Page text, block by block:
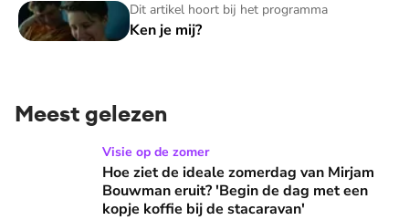
Dit artikel hoort bij het programma
Ken je mij?
Ken je mij?
Meest gelezen
Hoe ziet de ideale zomerdag van Mirjam Bouwman eruit?
Visie op de zomer
Hoe ziet de ideale zomerdag van Mirjam
Bouwman eruit? 'Begin de dag met een
kopje koffie bij de stacaravan'